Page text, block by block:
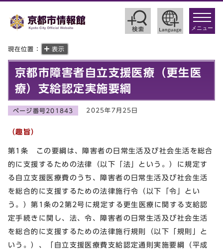
toggle
メニュー
現在位置： 表示
京都市障害者自立支援医療（更生医
療）支給認定実施要綱
ページ番号201843 2025年7月25日
（趣旨）
第1条 この要綱は、障害者の日常生活及び社会生活を総合
的に支援するための法律（以下「法」という。）に規定す
る自立支援医療費のうち、障害者の日常生活及び社会生活
を総合的に支援するための法律施行令（以下「令」とい
う。）第1条の2第2号に規定する更生医療に関する支給認
定手続きに関し、法、令、障害者の日常生活及び社会生活
を総合的に支援するための法律施行規則（以下「規則」と
いう。）、「自立支援医療費支給認定通則実施要綱（平成